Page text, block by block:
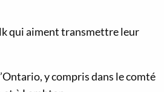
qui aiment transmettre leur
y compris dans le comté